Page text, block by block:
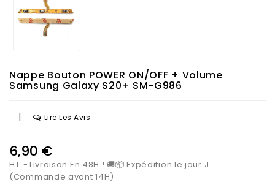
Nappe Bouton POWER ON/OFF + Volume
Samsung Galaxy S20+ SM-G986
| Lire Les Avis
6,90 €
HT
Livraison En 48H ! 🚚📦 Expédition le jour J
(Commande avant 14H)